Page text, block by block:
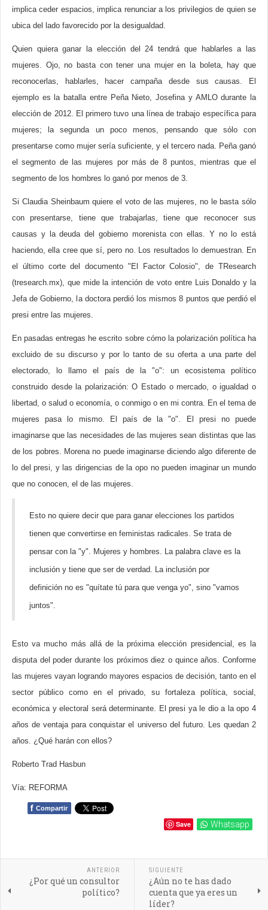
implica ceder espacios, implica renunciar a los privilegios de quien se
ubica del lado favorecido por la desigualdad.
Quien quiera ganar la elección del 24 tendrá que hablarles a las
mujeres. Ojo, no basta con tener una mujer en la boleta, hay que
reconocerlas, hablarles, hacer campaña desde sus causas. El
ejemplo es la batalla entre Peña Nieto, Josefina y AMLO durante la
elección de 2012. El primero tuvo una línea de trabajo específica para
mujeres; la segunda un poco menos, pensando que sólo con
presentarse como mujer sería suficiente, y el tercero nada. Peña ganó
el segmento de las mujeres por más de 8 puntos, mientras que el
segmento de los hombres lo ganó por menos de 3.
Si Claudia Sheinbaum quiere el voto de las mujeres, no le basta sólo
con presentarse, tiene que trabajarlas, tiene que reconocer sus
causas y la deuda del gobierno morenista con ellas. Y no lo está
haciendo, ella cree que sí, pero no. Los resultados lo demuestran. En
el último corte del documento "El Factor Colosio", de TResearch
(tresearch.mx), que mide la intención de voto entre Luis Donaldo y la
Jefa de Gobierno, la doctora perdió los mismos 8 puntos que perdió el
presi entre las mujeres.
En pasadas entregas he escrito sobre cómo la polarización política ha
excluido de su discurso y por lo tanto de su oferta a una parte del
electorado, lo llamo el país de la "o": un ecosistema político
construido desde la polarización: O Estado o mercado, o igualdad o
libertad, o salud o economía, o conmigo o en mi contra. En el tema de
mujeres pasa lo mismo. El país de la "o". El presi no puede
imaginarse que las necesidades de las mujeres sean distintas que las
de los pobres. Morena no puede imaginarse diciendo algo diferente de
lo del presi, y las dirigencias de la opo no pueden imaginar un mundo
que no conocen, el de las mujeres.
Esto no quiere decir que para ganar elecciones los partidos
tienen que convertirse en feministas radicales. Se trata de
pensar con la "y". Mujeres y hombres. La palabra clave es la
inclusión y tiene que ser de verdad. La inclusión por
definición no es "quítate tú para que venga yo", sino "vamos
juntos".
Esto va mucho más allá de la próxima elección presidencial, es la
disputa del poder durante los próximos diez o quince años. Conforme
las mujeres vayan logrando mayores espacios de decisión, tanto en el
sector público como en el privado, su fortaleza política, social,
económica y electoral será determinante. El presi ya le dio a la opo 4
años de ventaja para conquistar el universo del futuro. Les quedan 2
años. ¿Qué harán con ellos?
Roberto Trad Hasbun
Vía: REFORMA
f Compartir
Save Whatsapp
ANTERIOR
¿Por qué un consultor
político?
SIGUIENTE
¿Aún no te has dado
cuenta que ya eres un
líder?